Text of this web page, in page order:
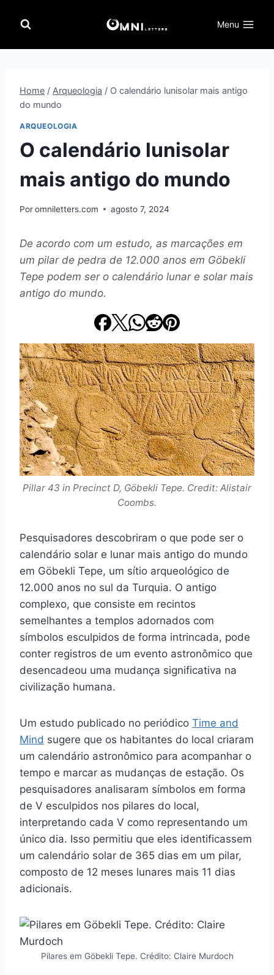
para
Menu
Home / Arqueologia / O calendário lunisolar mais antigo
do mundo
ARQUEOLOGIA
O calendário lunisolar
mais antigo do mundo
Poromniletters.com agosto 7, 2024
De acordo com um estudo, as marcações em
um pilar de pedra de 12.000 anos em Göbekli
Tepe podem ser o calendário lunar e solar mais
antigo do mundo.
Pillar 43 in Precinct D, Göbekli Tepe. Credit: Alistair
Coombs.
Pesquisadores descobriram o que pode ser o
calendário solar e lunar mais antigo do mundo
em Göbekli Tepe, um sítio arqueológico de
12.000 anos no sul da Turquia. O antigo
complexo, que consiste em recintos
semelhantes a templos adornados com
símbolos esculpidos de forma intrincada, pode
conter registros de um evento astronômico que
desencadeou uma mudança significativa na
civilização humana.
Um estudo publicado no periódico Time and
Mind sugere que os habitantes do local criaram
um calendário astronômico para acompanhar o
tempo e marcar as mudanças de estação. Os
pesquisadores analisaram símbolos em forma
de V esculpidos nos pilares do local,
interpretando cada V como representando um
único dia. Isso permitiu que eles identificassem
um calendário solar de 365 dias em um pilar,
composto de 12 meses lunares mais 11 dias
adicionais.
Pilares em Göbekli Tepe. Crédito: Claire Murdoch